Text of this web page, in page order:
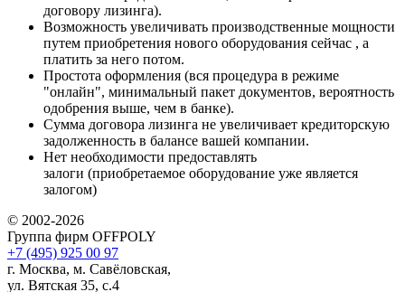
договору лизинга).
Возможность увеличивать производственные мощности
путем приобретения нового оборудования сейчас , а
платить за него потом.
Простота оформления (вся процедура в режиме
"онлайн", минимальный пакет документов, вероятность
одобрения выше, чем в банке).
Сумма договора лизинга не увеличивает кредиторскую
задолженность в балансе вашей компании.
Нет необходимости предоставлять
залоги (приобретаемое оборудование уже является
залогом)
© 2002-2026
Группа фирм OFFPOLY
+7 (495) 925 00 97
г. Москва, м. Савёловская,
ул. Вятская 35, с.4